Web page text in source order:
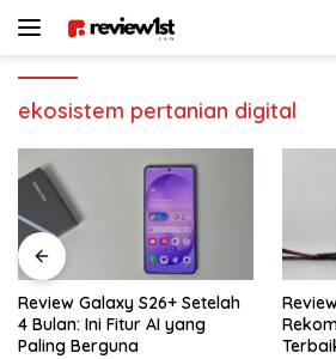
ekosistem pertanian digital
Review Galaxy S26+ Setelah
4 Bulan: Ini Fitur AI yang
Paling Berguna